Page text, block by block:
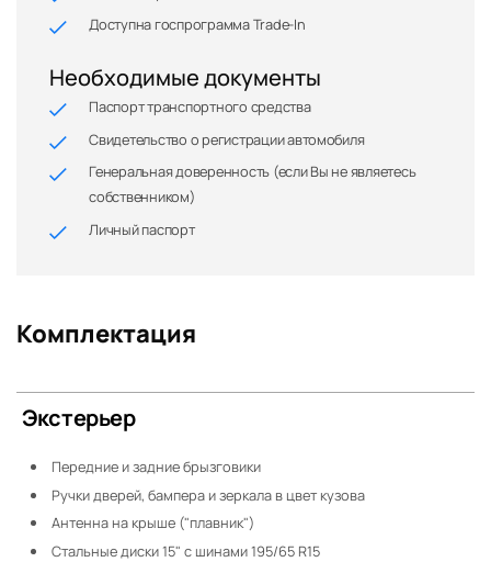
Доступна госпрограмма Trade-In
Необходимые документы
Паспорт транспортного средства
Свидетельство о регистрации автомобиля
Генеральная доверенность (если Вы не являетесь
собственником)
Личный паспорт
Комплектация
Экстерьер
Передние и задние брызговики
Ручки дверей, бампера и зеркала в цвет кузова
Антенна на крыше ("плавник")
Стальные диски 15" с шинами 195/65 R15